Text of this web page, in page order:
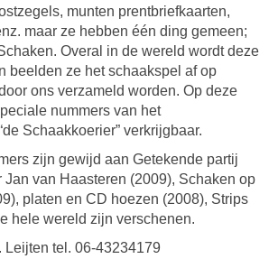
munten prentbriefkaarten,
maar ze hebben één ding gemeen;
Overal in de wereld wordt deze
beelden ze het schaakspel af op
ons verzameld worden. Op deze
nummers van het
Schaakkoerier” verkrijgbaar.
zijn gewijd aan Getekende partij
Jan van Haasteren (2009), Schaken op
platen en CD hoezen (2008), Strips
hele wereld zijn verschenen.
Leijten tel. 06-43234179